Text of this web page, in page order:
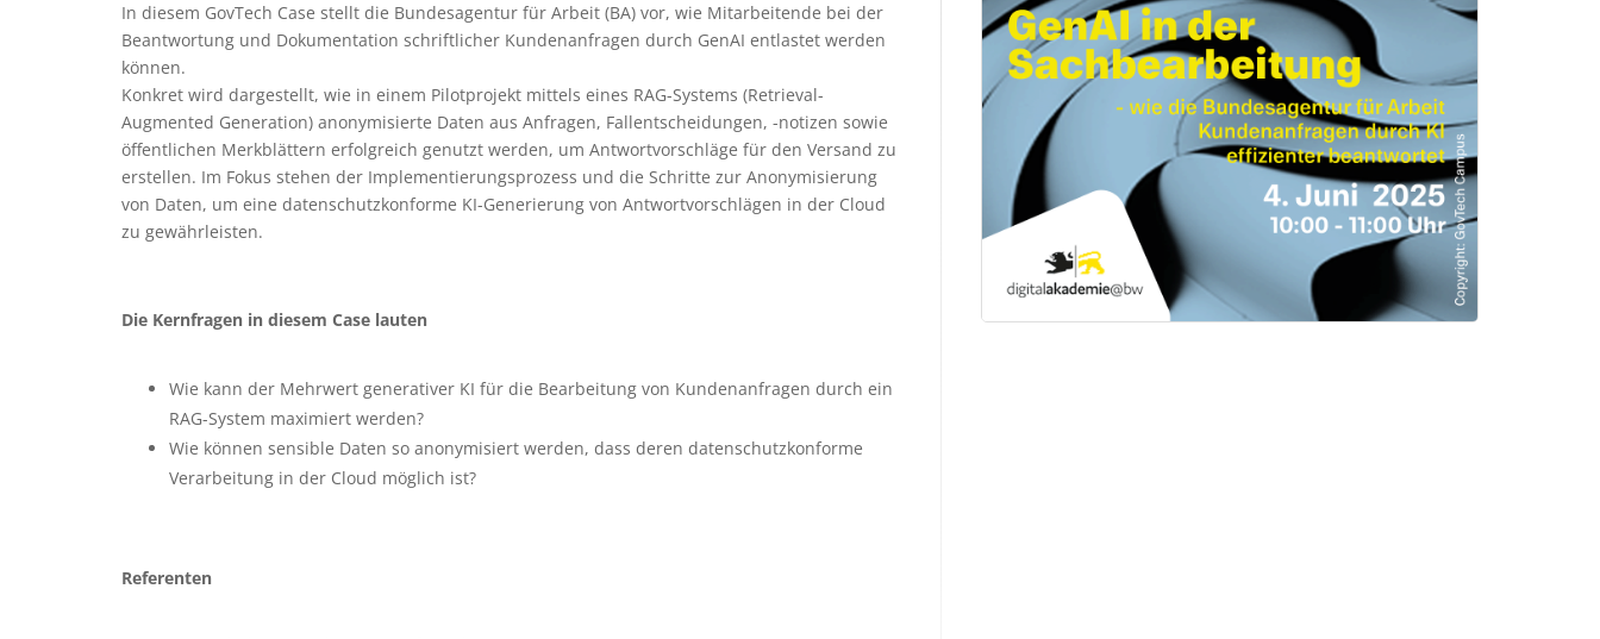
In diesem GovTech Case stellt die Bundesagentur für Arbeit (BA) vor, wie Mitarbeitende bei der
Beantwortung und Dokumentation schriftlicher Kundenanfragen durch GenAI entlastet werden
können.
Konkret wird dargestellt, wie in einem Pilotprojekt mittels eines RAG-Systems (Retrieval-
Augmented Generation) anonymisierte Daten aus Anfragen, Fallentscheidungen, -notizen sowie
öffentlichen Merkblättern erfolgreich genutzt werden, um Antwortvorschläge für den Versand zu
erstellen. Im Fokus stehen der Implementierungsprozess und die Schritte zur Anonymisierung
von Daten, um eine datenschutzkonforme KI-Generierung von Antwortvorschlägen in der Cloud
zu gewährleisten.
Die Kernfragen in diesem Case lauten
Wie kann der Mehrwert generativer KI für die Bearbeitung von Kundenanfragen durch ein
RAG-System maximiert werden?
Wie können sensible Daten so anonymisiert werden, dass deren datenschutzkonforme
Verarbeitung in der Cloud möglich ist?
Referenten